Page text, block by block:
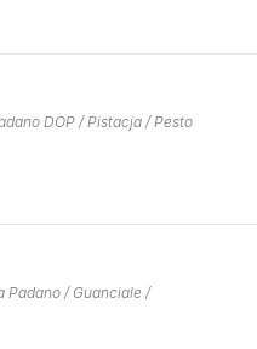
DOP / Pistacja / Pesto
Padano / Guanciale /